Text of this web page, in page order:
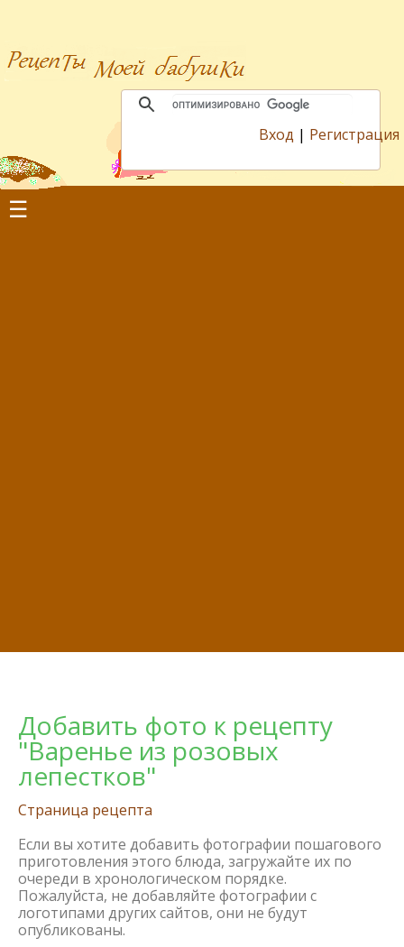
Вход | Регистрация
☰
Добавить фото к рецепту
"Варенье из розовых
лепестков"
Страница рецепта
Если вы хотите добавить фотографии пошагового
приготовления этого блюда, загружайте их по
очереди в хронологическом порядке.
Пожалуйста, не добавляйте фотографии с
логотипами других сайтов, они не будут
опубликованы.